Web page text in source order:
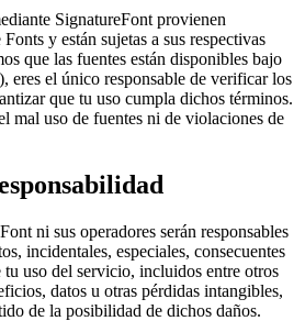
SignatureFont provienen
y están sujetas a sus respectivas
que las fuentes están disponibles bajo
eres el único responsable de verificar los
que tu uso cumpla dichos términos.
mal uso de fuentes ni de violaciones de
ni sus operadores serán responsables
incidentales, especiales, consecuentes
tu uso del servicio, incluidos entre otros
datos u otras pérdidas intangibles,
de la posibilidad de dichos daños.